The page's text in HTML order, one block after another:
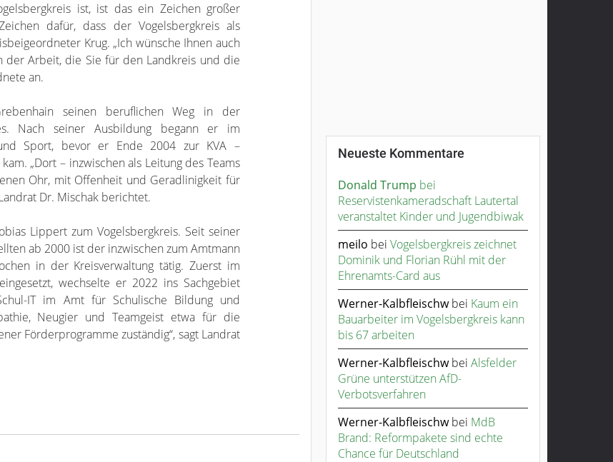
ist, ist das ein Zeichen großer
dafür, dass der Vogelsbergkreis als
Krug. „Ich wünsche Ihnen auch
der Arbeit, die Sie für den Landkreis und die
an.
seinen beruflichen Weg in der
Nach seiner Ausbildung begann er im
Sport, bevor er Ende 2004 zur KVA –
„Dort – inzwischen als Leitung des Teams
Ohr, mit Offenheit und Geradlinigkeit für
Dr. Mischak berichtet.
Lippert zum Vogelsbergkreis. Seit seiner
ab 2000 ist der inzwischen zum Amtmann
in der Kreisverwaltung tätig. Zuerst im
wechselte er 2022 ins Sachgebiet
IT im Amt für Schulische Bildung und
Neugier und Teamgeist etwa für die
Förderprogramme zuständig“, sagt Landrat
Neueste Kommentare
Donald Trump bei
Reservistenkameradschaft Lautertal
veranstaltet Kinder und Jugendbiwak
meilo bei Vogelsbergkreis zeichnet
Dominik und Florian Rühl mit der
Ehrenamts-Card aus
Werner-Kalbfleischwbei Kaum ein
Bauarbeiter im Vogelsbergkreis kann
bis 67 arbeiten
Werner-Kalbfleischwbei Alsfelder
Grüne unterstützen AfD-
Verbotsverfahren
Werner-Kalbfleischwbei MdB
Brand: Reformpakete sind echte
Chance für Deutschland